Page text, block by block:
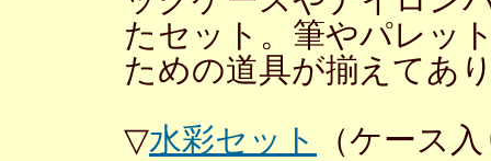
たセット。筆やパレッ
ための道具が揃えてあ
▽水彩セット
（ケース